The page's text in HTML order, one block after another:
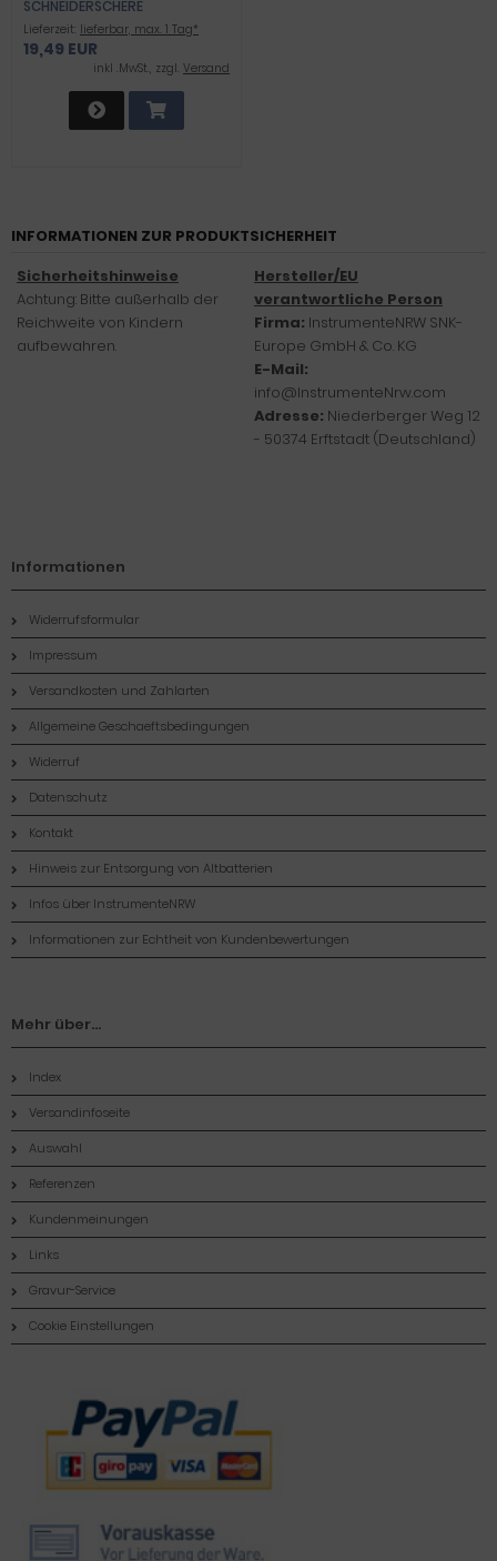
SCHNEIDERSCHERE
TEXTILSCHERE EDELSTAHL
ROSTFREI 30 CM STOFF-SCHERE
MIT MIRKOVERZAHNUNG
OPTIMAL GEEIGNET FÜR STOFFE,
Lieferzeit: lieferbar, max. 1 Tag*
19,49 EUR
inkl .MwSt., zzgl. Versand
INFORMATIONEN ZUR PRODUKTSICHERHEIT
Sicherheitshinweise
Achtung: Bitte außerhalb der
Reichweite von Kindern
aufbewahren.
Hersteller/EU
verantwortliche Person
Firma: InstrumenteNRW SNK-
Europe GmbH & Co. KG
E-Mail:
info@InstrumenteNrw.com
Adresse: Niederberger Weg 12
- 50374 Erftstadt (Deutschland)
Informationen
Widerrufsformular
Impressum
Versandkosten und Zahlarten
Allgemeine Geschaeftsbedingungen
Widerruf
Datenschutz
Kontakt
Hinweis zur Entsorgung von Altbatterien
Infos über InstrumenteNRW
Informationen zur Echtheit von Kundenbewertungen
Mehr über...
Index
Versandinfoseite
Auswahl
Referenzen
Kundenmeinungen
Links
Gravur-Service
Cookie Einstellungen
Zahlungsmethoden